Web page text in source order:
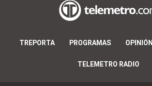
TREPORTA PROGRAMAS OPINIÓN
TELEMETRO RADIO